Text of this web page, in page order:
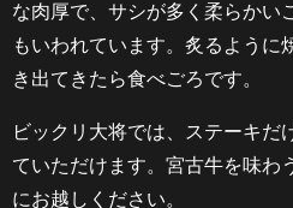
な肉厚で、サシが多く柔らかい
もいわれています。炙るように
き出てきたら食べごろです。
ビックリ大将では、ステーキだ
ていただけます。宮古牛を味わ
にお越しください。